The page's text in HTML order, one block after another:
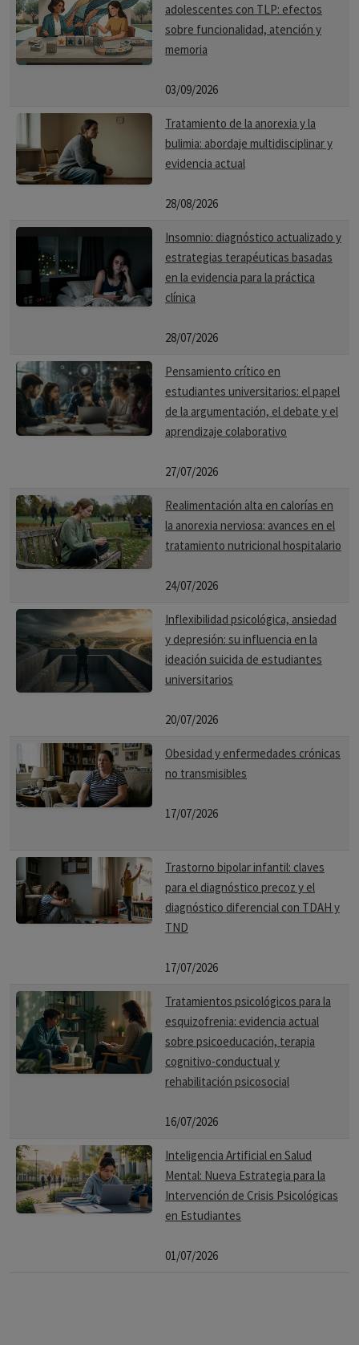
adolescentes con TLP: efectos
sobre funcionalidad, atención y
memoria
03/09/2026
Tratamiento de la anorexia y la
bulimia: abordaje multidisciplinar y
evidencia actual
28/08/2026
Insomnio: diagnóstico actualizado y
estrategias terapéuticas basadas
en la evidencia para la práctica
clínica
28/07/2026
Pensamiento crítico en
estudiantes universitarios: el papel
de la argumentación, el debate y el
aprendizaje colaborativo
27/07/2026
Realimentación alta en calorías en
la anorexia nerviosa: avances en el
tratamiento nutricional hospitalario
24/07/2026
Inflexibilidad psicológica, ansiedad
y depresión: su influencia en la
ideación suicida de estudiantes
universitarios
20/07/2026
Obesidad y enfermedades crónicas
no transmisibles
17/07/2026
Trastorno bipolar infantil: claves
para el diagnóstico precoz y el
diagnóstico diferencial con TDAH y
TND
17/07/2026
Tratamientos psicológicos para la
esquizofrenia: evidencia actual
sobre psicoeducación, terapia
cognitivo-conductual y
rehabilitación psicosocial
16/07/2026
Inteligencia Artificial en Salud
Mental: Nueva Estrategia para la
Intervención de Crisis Psicológicas
en Estudiantes
01/07/2026